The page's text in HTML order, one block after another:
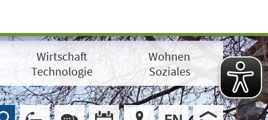
Wirtschaft
Technologie
Wohnen
Soziales